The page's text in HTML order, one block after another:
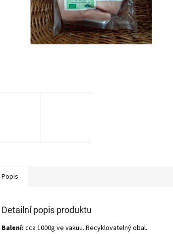
Popis
Detailní popis produktu
Balení: cca 1000g ve vakuu. Recyklovatelný obal.